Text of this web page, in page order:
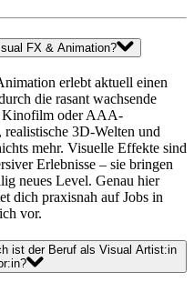
FX & Animation?
erlebt aktuell einen
die rasant wachsende
Kinofilm oder AAA-
3D-Welten und
mehr. Visuelle Effekte sind
Erlebnisse – sie bringen
neues Level. Genau hier
dich praxisnah auf Jobs in
vor.
ist der Beruf als Visual Artist:in